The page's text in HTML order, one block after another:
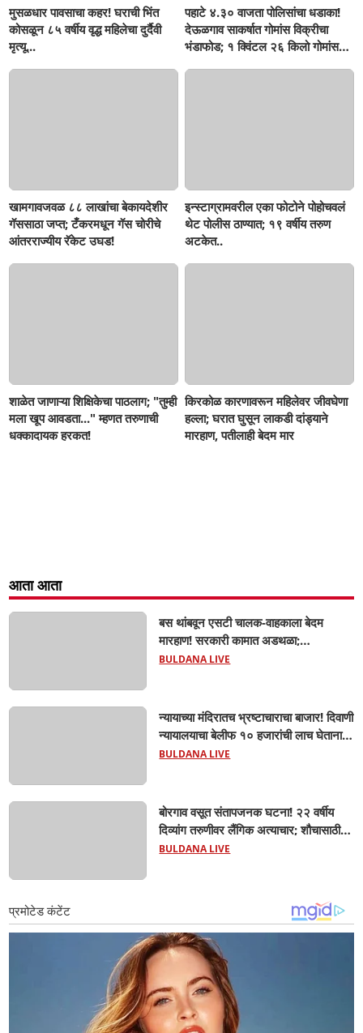
मुसळधार पावसाचा कहर! घराची भिंत
कोसळून ८५ वर्षीय वृद्ध महिलेचा दुर्दैवी
मृत्यू...
पहाटे ४.३० वाजता पोलिसांचा धडाका!
देऊळगाव साकर्षात गोमांस विक्रीचा
भंडाफोड; १ क्विंटल २६ किलो गोमांस
खामगावजवळ ८८ लाखांचा बेकायदेशीर
गॅससाठा जप्त; टँकरमधून गॅस चोरीचे
आंतरराज्यीय रॅकेट उघड!
इन्स्टाग्रामवरील एका फोटोने पोहोचवलं
थेट पोलीस ठाण्यात; १९ वर्षीय तरुण
अटकेत..
शाळेत जाणाऱ्या शिक्षिकेचा पाठलाग; "तुम्ही
मला खूप आवडता..." म्हणत तरुणाची
धक्कादायक हरकत!
किरकोळ कारणावरून महिलेवर जीवघेणा
हल्ला; घरात घुसून लाकडी दांड्याने
मारहाण, पतीलाही बेदम मार
आता आता
बस थांबवून एसटी चालक-वाहकाला बेदम
मारहाण! सरकारी कामात अडथळा;
प्रवाशांसमोर धिंगाणा घालणाऱ्या तिघांविरुद्ध
BULDANA LIVE
न्यायाच्या मंदिरातच भ्रष्टाचाराचा बाजार! दिवाणी
न्यायालयाचा बेलीफ १० हजारांची लाच घेताना
एसीबीच्या जाळ्यात; मेहकरात खळबळ!
BULDANA LIVE
बोरगाव वसूत संतापजनक घटना! २२ वर्षीय
दिव्यांग तरुणीवर लैंगिक अत्याचार; शौचासाठी
गेलेल्या तरुणीचा पाठलाग करून अत्याचाराचा
BULDANA LIVE